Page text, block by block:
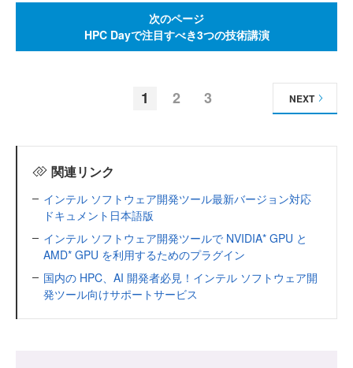
次のページ
HPC Dayで注目すべき3つの技術講演
1 2 3 NEXT
関連リンク
インテル ソフトウェア開発ツール最新バージョン対応
ドキュメント日本語版
インテル ソフトウェア開発ツールで NVIDIA* GPU と
AMD* GPU を利用するためのプラグイン
国内の HPC、AI 開発者必見！インテル ソフトウェア開
発ツール向けサポートサービス